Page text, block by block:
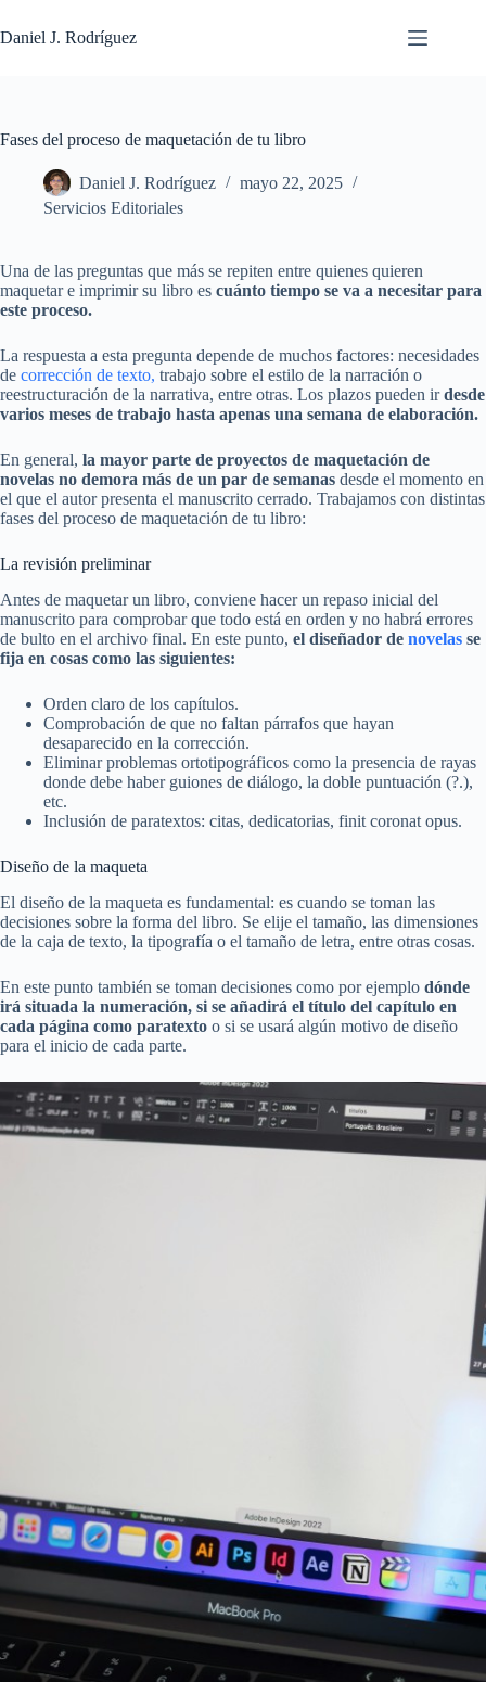
al
contenido
Daniel J. Rodríguez
Fases del proceso de maquetación de tu libro
Daniel J. Rodríguez
mayo 22, 2025
Servicios Editoriales
Una de las preguntas que más se repiten entre quienes quieren
maquetar e imprimir su libro es cuánto tiempo se va a necesitar para
este proceso.
La respuesta a esta pregunta depende de muchos factores: necesidades
de corrección de texto, trabajo sobre el estilo de la narración o
reestructuración de la narrativa, entre otras. Los plazos pueden irdesde
varios meses de trabajo hasta apenas una semana de elaboración.
En general, la mayor parte de proyectos de maquetación de
novelas no demora más de un par de semanas desde el momento en
el que el autor presenta el manuscrito cerrado. Trabajamos con distintas
fases del proceso de maquetación de tu libro:
La revisión preliminar
Antes de maquetar un libro, conviene hacer un repaso inicial del
manuscrito para comprobar que todo está en orden y no habrá errores
de bulto en el archivo final. En este punto, el diseñador de novelas se
fija en cosas como las siguientes:
Orden claro de los capítulos.
Comprobación de que no faltan párrafos que hayan
desaparecido en la corrección.
Eliminar problemas ortotipográficos como la presencia de rayas
donde debe haber guiones de diálogo, la doble puntuación (?.),
etc.
Inclusión de paratextos: citas, dedicatorias, finit coronat opus.
Diseño de la maqueta
El diseño de la maqueta es fundamental: es cuando se toman las
decisiones sobre la forma del libro. Se elije el tamaño, las dimensiones
de la caja de texto, la tipografía o el tamaño de letra, entre otras cosas.
En este punto también se toman decisiones como por ejemplo dónde
irá situada la numeración, si se añadirá el título del capítulo en
cada página como paratexto o si se usará algún motivo de diseño
para el inicio de cada parte.